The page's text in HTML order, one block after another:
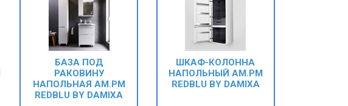
БАЗА ПОД
РАКОВИНУ
НАПОЛЬНАЯ AM.PM
REDBLU BY DAMIXA
ШКАФ-КОЛОННА
НАПОЛЬНЫЙ AM.PM
REDBLU BY DAMIXA